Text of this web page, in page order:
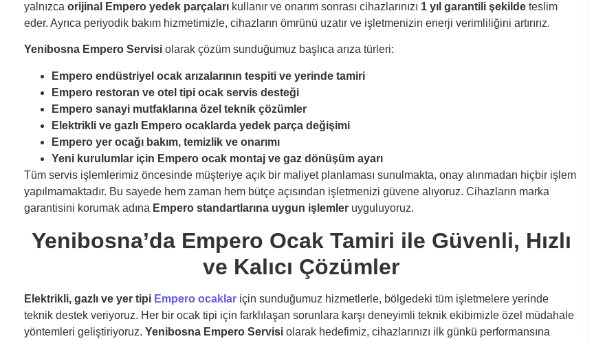
yalnızca orijinal Empero yedek parçaları kullanır ve onarım sonrası cihazlarınızı 1 yıl garantili şekilde teslim
eder. Ayrıca periyodik bakım hizmetimizle, cihazların ömrünü uzatır ve işletmenizin enerji verimliliğini artırırız.
Yenibosna Empero Servisi olarak çözüm sunduğumuz başlıca arıza türleri:
Empero endüstriyel ocak arızalarının tespiti ve yerinde tamiri
Empero restoran ve otel tipi ocak servis desteği
Empero sanayi mutfaklarına özel teknik çözümler
Elektrikli ve gazlı Empero ocaklarda yedek parça değişimi
Empero yer ocağı bakım, temizlik ve onarımı
Yeni kurulumlar için Empero ocak montaj ve gaz dönüşüm ayarı
Tüm servis işlemlerimiz öncesinde müşteriye açık bir maliyet planlaması sunulmakta, onay alınmadan hiçbir işlem
yapılmamaktadır. Bu sayede hem zaman hem bütçe açısından işletmenizi güvene alıyoruz. Cihazların marka
garantisini korumak adına Empero standartlarına uygun işlemler uyguluyoruz.
Yenibosna’da Empero Ocak Tamiri ile Güvenli, Hızlı
ve Kalıcı Çözümler
Elektrikli, gazlı ve yer tipi Empero ocaklar için sunduğumuz hizmetlerle, bölgedeki tüm işletmelere yerinde
teknik destek veriyoruz. Her bir ocak tipi için farklılaşan sorunlara karşı deneyimli teknik ekibimizle özel müdahale
yöntemleri geliştiriyoruz. Yenibosna Empero Servisi olarak hedefimiz, cihazlarınızı ilk günkü performansına